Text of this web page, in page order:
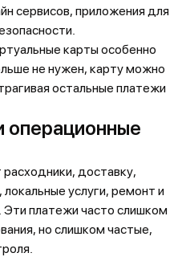
сервисов, приложения для
карты особенно
не нужен, карту можно
остальные платежи
операционные
доставку,
услуги, ремонт и
Эти платежи часто слишком
но слишком частые,